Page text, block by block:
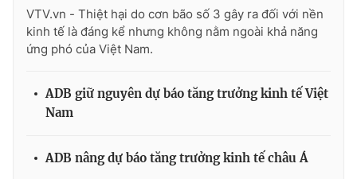
Theo dõi báo trên
VTV.vn - Thiệt hại do cơn bão số 3 gây ra đối với nền
kinh tế là đáng kể nhưng không nằm ngoài khả năng
ứng phó của Việt Nam.
ADB giữ nguyên dự báo tăng trưởng kinh tế Việt
Nam
ADB nâng dự báo tăng trưởng kinh tế châu Á